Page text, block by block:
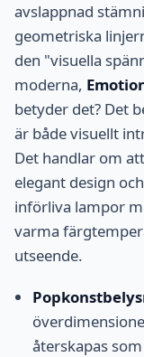
avslappnad
geometriska
den "visuella
moderna,
betyder det? Det
är både visuellt
Det handlar om
elegant design
införliva lampor
varma
utseende.
återskapas